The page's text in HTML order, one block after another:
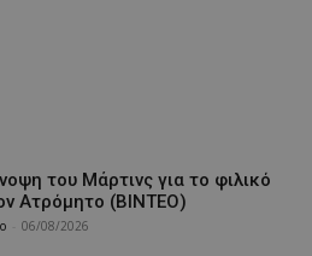
του Μάρτινς για το φιλικό
Ατρόμητο (ΒΙΝΤΕΟ)
06/08/2026